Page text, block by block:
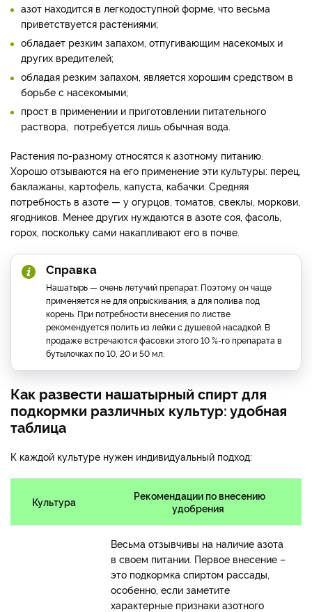
азот находится в легкодоступной форме, что весьма
приветствуется растениями;
обладает резким запахом, отпугивающим насекомых и
других вредителей;
обладая резким запахом, является хорошим средством в
борьбе с насекомыми;
прост в применении и приготовлении питательного
раствора, потребуется лишь обычная вода.
Растения по-разному относятся к азотному питанию.
Хорошо отзываются на его применение эти культуры: перец,
баклажаны, картофель, капуста, кабачки. Средняя
потребность в азоте — у огурцов, томатов, свеклы, моркови,
ягодников. Менее других нуждаются в азоте соя, фасоль,
горох, поскольку сами накапливают его в почве.
Справка
Нашатырь — очень летучий препарат. Поэтому он чаще
применяется не для опрыскивания, а для полива под
корень. При потребности внесения по листве
рекомендуется полить из лейки с душевой насадкой. В
продаже встречаются фасовки этого 10 %-го препарата в
бутылочках по 10, 20 и 50 мл.
Как развести нашатырный спирт для
подкормки различных культур: удобная
таблица
К каждой культуре нужен индивидуальный подход:
Культура
Рекомендации по внесению
удобрения
Весьма отзывчивы на наличие азота
в своем питании. Первое внесение –
это подкормка спиртом рассады,
особенно, если заметите
характерные признаки азотного